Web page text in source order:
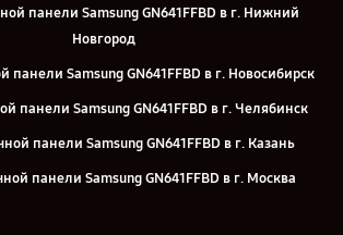
панели Samsung GN641FFBD в г. Нижний
Новгород
панели Samsung GN641FFBD в г. Новосибирск
панели Samsung GN641FFBD в г. Челябинск
панели Samsung GN641FFBD в г. Казань
панели Samsung GN641FFBD в г. Москва